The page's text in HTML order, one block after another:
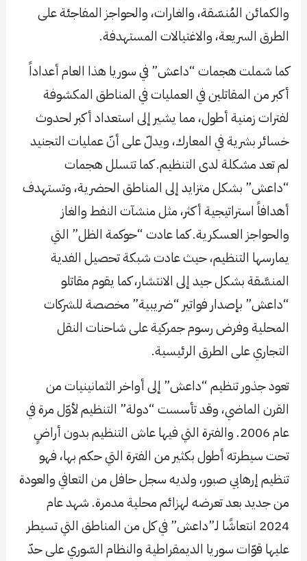
والكمائن المُنسّقة، والغارات، والحواجز المفاجئة على
الطرق السريعة، والاغتيالات المستهدفة.
كما شملت هجمات “داعش” في سوريا هذا العام أعداداً
أكبر من المقاتلين في العمليات في المناطق المكشوفة
لفترات زمنية أطول، مما يشير إلى استعداد أكبر لحدوث
خسائر بشرية في المعارك، ويدلّ على أنّ عمليات التجنيد
لم تعد مشكلة لدى التنظيم. كما تتسلل هجمات
“داعش” بشكل متزايد إلى المناطق الحضرية، وتستهدف
أهدافاً استراتيجية أكثر، مثل منشآت النفط والغاز
والحواجز العسكرية. كما عادت “حوكمة الظل” التي
يمارسها التنظيم، حيث عادت شبكة تحصيل الفدية
المنسَّقة بشكل جيد إلى الانتشار، كما يقوم مقاتلو
“داعش” بإصدار فواتير “ضريبية” مخصصة للشركات
المحلية وفرض رسوم جمركية على شاحنات النقل
التجاري على الطرق الرئيسية.
تعود جذور تنظيم “داعش” إلى أواخر الثمانينيات من
القرن الماضي، وقد تأسست “دولة” التنظيم لأوّل مرة في
عام 2006. والفترة التي فيها عاش التنظيم بدون أراضٍ
تحت سيطرته أطول بكثير من الفترة التي حكم بها، فهو
تنظيم إرهابي صبور، ولديه سجل حافل من التعافي والعودة
من جديد بعد تعرضه لهزائم محلية مدمرة. شهد عام
2024 انتعاشًا لـ”داعش” في كل من المناطق التي تسيطر
عليها قوّات سوريا الديمقراطية والنظام السّوري على حدّ